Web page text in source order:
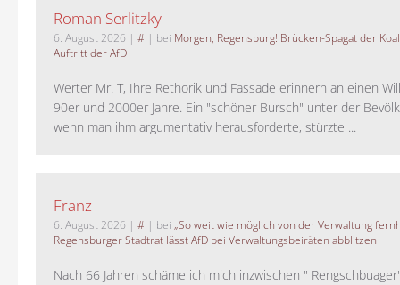
Roman Serlitzky
6. August 2026 | # | bei Morgen, Regensburg! Brücken-Spagat der
Auftritt der AfD
Werter Mr. T, Ihre Rethorik und Fassade erinnern an einen
90er und 2000er Jahre. Ein "schöner Bursch" unter der
wenn man ihm argumentativ herausforderte, stürzte ...
Franz
6. August 2026 | # | bei „So weit wie möglich von der Verwaltung
Regensburger Stadtrat lässt AfD bei Verwaltungsbeiräten abblitzen
Nach 66 Jahren schäme ich mich inzwischen "